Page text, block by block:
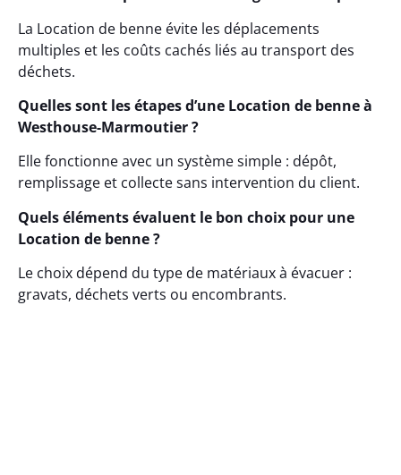
La Location de benne évite les déplacements
multiples et les coûts cachés liés au transport des
déchets.
Quelles sont les étapes d’une Location de benne à
Westhouse-Marmoutier ?
Elle fonctionne avec un système simple : dépôt,
remplissage et collecte sans intervention du client.
Quels éléments évaluent le bon choix pour une
Location de benne ?
Le choix dépend du type de matériaux à évacuer :
gravats, déchets verts ou encombrants.